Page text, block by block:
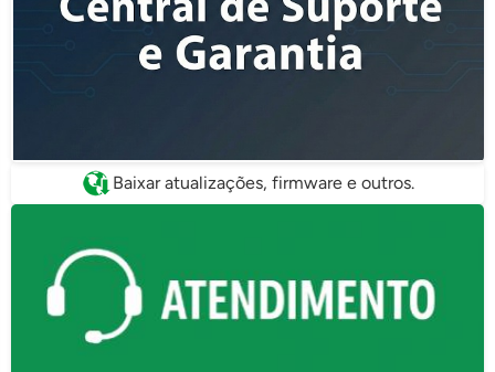
Baixar atualizações, firmware e outros.